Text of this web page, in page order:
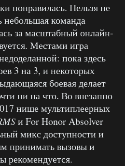
понравилась. Нельзя не
небольшая команда
за масштабный онлайн-
Местами игра
пока здесь
3 на 3, и некоторых
боевая делает
ни на что. Во внезапно
нише мультиплеерных
и For Honor Absolver
микс доступности и
принимать вызовы и
рекомендуется.